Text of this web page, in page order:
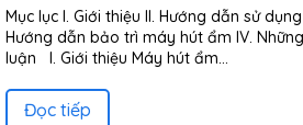
Mục lục I. Giới thiệu II. Hướng dẫn sử
Hướng dẫn bảo trì máy hút ẩm IV.
luận I. Giới thiệu Máy hút ẩm...
Đọc tiếp